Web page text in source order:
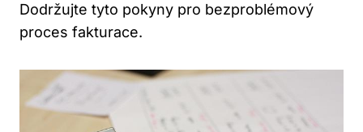
Dodržujte tyto pokyny pro bezproblémový
proces fakturace.